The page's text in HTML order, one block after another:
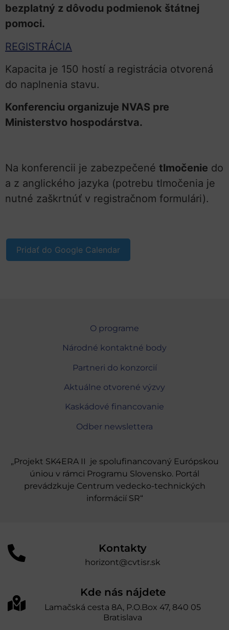
bezplatný z dôvodu podmienok štátnej
pomoci.
REGISTRÁCIA
Kapacita je 150 hostí a registrácia otvorená
do naplnenia stavu.
Konferenciu organizuje NVAS pre
Ministerstvo hospodárstva.
Na konferencii je zabezpečené tlmočenie do
a z anglického jazyka (potrebu tlmočenia je
nutné zaškrtnúť v registračnom formulári).
Pridať do Google Calendar
O programe
Národné kontaktné body
Partneri do konzorcií
Aktuálne otvorené výzvy
Kaskádové financovanie
Odber newslettera
„Projekt SK4ERA II je spolufinancovaný Európskou
úniou v rámci Programu Slovensko. Portál
prevádzkuje Centrum vedecko-technických
informácií SR“
Kontakty
horizont@cvtisr.sk
Kde nás nájdete
Lamačská cesta 8A, P.O.Box 47, 840 05
Bratislava